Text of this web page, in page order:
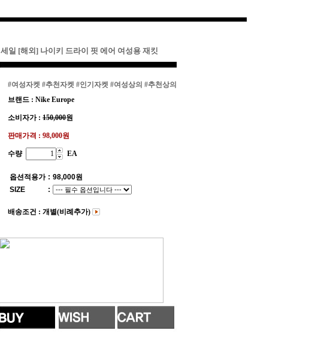
세일 [해외] 나이키 드라이 핏 에어 여성용 재킷
#여성자켓 #추천자켓 #인기자켓 #여성상의 #추천상의
브랜드 : Nike Europe
소비자가 : 150,000원
판매가격 : 98,000원
수량 EA
옵션적용가 : 98,000원
SIZE
:
배송조건 : 개별(비례추가)